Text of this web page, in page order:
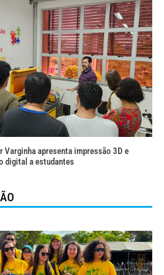
Varginha apresenta impressão 3D e
digital a estudantes